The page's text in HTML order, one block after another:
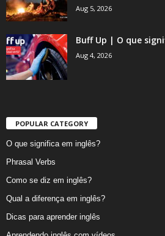
Aug 5, 2026
Buff Up | O que
Aug 4, 2026
POPULAR CATEGORY
O que significa em inglês?
Phrasal Verbs
Como se diz em inglês?
Qual a diferença em inglês?
Dicas para aprender inglês